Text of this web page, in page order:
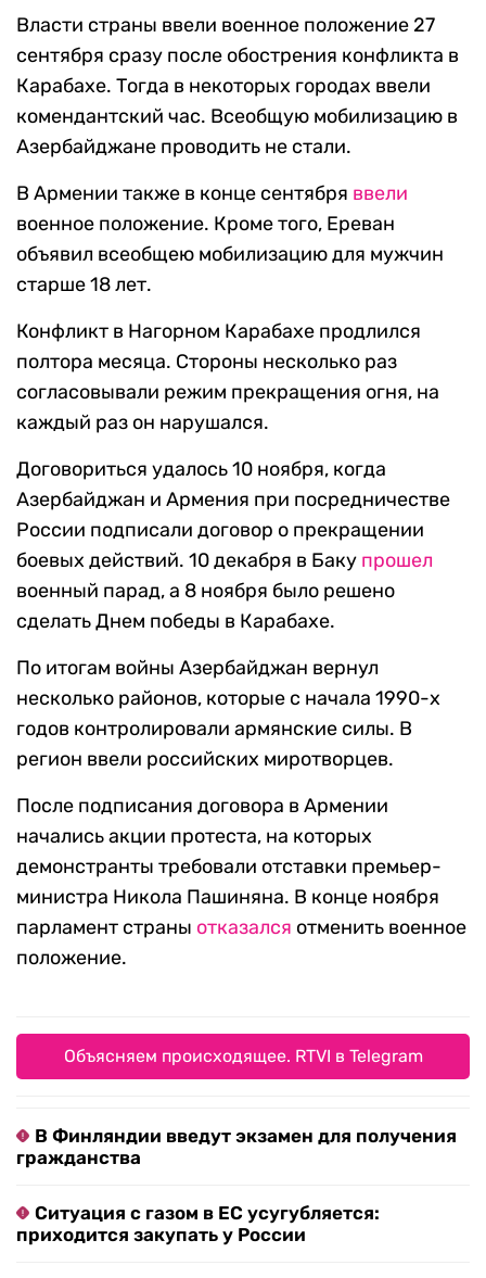
Власти страны ввели военное положение 27
сентября сразу после обострения конфликта в
Карабахе. Тогда в некоторых городах ввели
комендантский час. Всеобщую мобилизацию в
Азербайджане проводить не стали.
В Армении также в конце сентября ввели
военное положение. Кроме того, Ереван
объявил всеобщею мобилизацию для мужчин
старше 18 лет.
Конфликт в Нагорном Карабахе продлился
полтора месяца. Стороны несколько раз
согласовывали режим прекращения огня, на
каждый раз он нарушался.
Договориться удалось 10 ноября, когда
Азербайджан и Армения при посредничестве
России подписали договор о прекращении
боевых действий. 10 декабря в Баку прошел
военный парад, а 8 ноября было решено
сделать Днем победы в Карабахе.
По итогам войны Азербайджан вернул
несколько районов, которые с начала 1990-х
годов контролировали армянские силы. В
регион ввели российских миротворцев.
После подписания договора в Армении
начались акции протеста, на которых
демонстранты требовали отставки премьер-
министра Никола Пашиняна. В конце ноября
парламент страны отказался отменить военное
положение.
Объясняем происходящее. RTVI в Telegram
В Финляндии введут экзамен для получения
гражданства
Ситуация с газом в ЕС усугубляется:
приходится закупать у России